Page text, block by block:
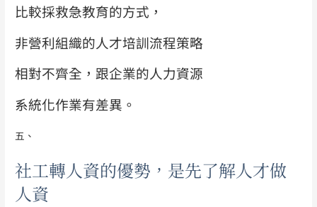
比較採救急教育的方式，
非營利組織的人才培訓流程策略
相對不齊全，跟企業的人力資源
系統化作業有差異。
五、
社工轉人資的優勢，是先了解人才做
人資